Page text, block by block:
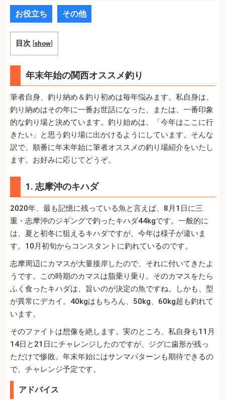
お役立ち その他
目次 [show]
年末年始の関西オススメ釣り
筆者自身、釣り納め＆釣り初めは毎年悩みます。私自身は、
釣り納めはその年に一番お世話になった、または、一番印象
的な釣り場と決めています。釣り始めは、「今年はここに行
きたい」と思う釣り場に出かけるようにしています。そんな
訳で、順番に年末年始に筆者オススメの釣り場紹介をいたし
ます。お好みに応じてどうぞ。
1. 志摩沖のキハダ
2020年、最も記憶に残っている魚と言えば、8月1日に三
重・志摩沖のジギングで釣ったキハダ44kgです。一般的に
は、夏と初冬に狙えるキハダですが、今年は様子が違いま
す。10月初旬からコンスタントに釣れているのです。
志摩周辺にカマスが大量接岸したので、それに付いてきたよ
うです。この時期のカマスは脂乗り乗り。そのカマスをたら
ふく食ったキハダは、旨いのが決定の魚ですね。しかも、型
が異常にデカイ。40kgはもちろん、50kg、60kg超も釣れて
います。
そのファイトは想像を絶します。実のところ、私自身も11月
14日と21日にチャレンジしたのですが、ジグに歯形が残っ
ただけで惨敗。年末年始にはサンマパターンも期待できるの
で、チャレンジ予定です。
アドバイス